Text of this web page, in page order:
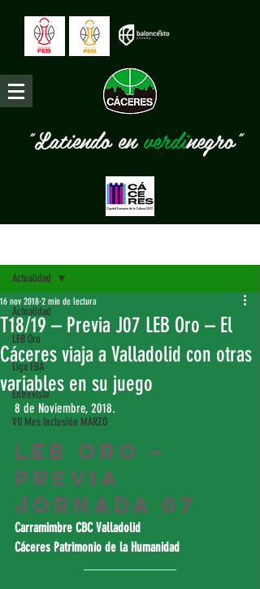
"Latiendo enverdinegro"
Actualidad
LEB Oro
Liga EBA
Entrevista
VII Mes Inclusión MARZO
Actualidad
T18/19 – Previa J07 LEB Oro – El
Cáceres viaja a Valladolid con otras
variables en su juego
16 nov 2018 2 min de lectura
8 de Noviembre, 2018.
LEB Oro –
Previa
Jornada 07
Carramimbre CBC Valladolid
Cáceres Patrimonio de la Humanidad